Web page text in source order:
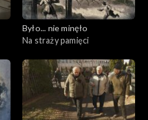
Było... nie minęło
Na straży pamięci